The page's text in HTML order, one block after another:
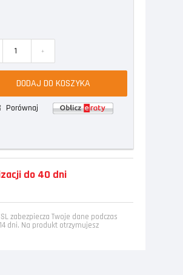
+
DODAJ DO KOSZYKA
Porównaj
do 40 dni
zabezpiecza Twoje dane podczas
dni. Na produkt otrzymujesz